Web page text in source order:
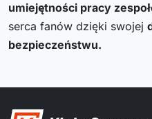
umiejętności pracy
serca fanów dzięki swojej
bezpieczeństwu.